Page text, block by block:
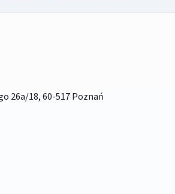
26a/18, 60-517 Poznań